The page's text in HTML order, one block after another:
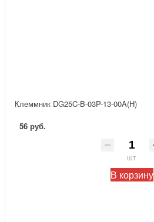
Клеммник DG25C-B-03P-13-00A(H)
56 руб.
шт
В корзину